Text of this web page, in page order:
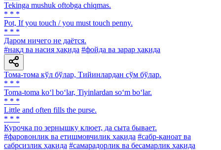
Tekinga mushuk oftobga chiqmas.
* * *
Pot, If you touch / you must touch penny.
* * *
Даром ничего не даётся.
#нақд ва насия ҳақида #фойда ва зарар ҳақида
Тома-тома кўл бўлар, Тийинлардан сўм бўлар.
* * *
Toma-toma ko‘l bo‘lar, Tiyinlardan so‘m bo‘lar.
* * *
Little and often fills the purse.
* * *
Курочка по зернышку клюет, да сыта бывает.
#фаровонлик ва етишмовчилик ҳақида #сабр-қаноат ва
сабрсизлик ҳақида #самарадорлик ва бесамарлик ҳақида